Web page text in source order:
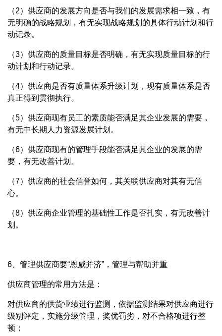
（2）供应商的发展方向是否与我们的发展需求相一致，有
无明确的战略规划，有无实现战略规划的具体行动计划和行
动记录。
（3）供应商的质量目标是否明确，有无实现质量目标的行
动计划和行动记录。
（4）供应商是否有质量体系升级计划，现有质量体系是否
真正得到贯彻执行。
（5）供应商现有员工的素质能否满足其企业发展的需要，
有无中长期人力资源发展计划。
（6）供应商现有的管理手段能否满足其企业的发展的需
要，有无改善计划。
（7）供应商的社会信誉如何，其关联供应商对其有无信
心。
（8）供应商企业管理的基础性工作是否扎实，有无改善计
划。
6、管理供应商要“恩威并济”，管理与帮助并重
供应商管理的常用方法是：
对供应商的供货业绩进行监测，依据监测结果对供应商进行
级别评定，实施分级管理，奖优罚劣，对不合格项进行整
顿；